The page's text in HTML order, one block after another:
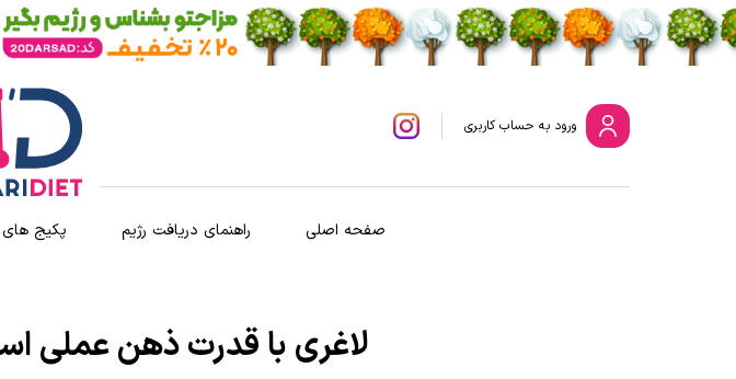
ورود به حساب کاربری
صفحه اصلی راهنمای دریافت رژیم پکیج های
لاغری با قدرت ذهن عملی